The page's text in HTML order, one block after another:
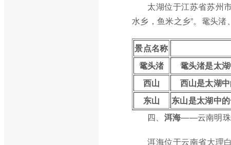
太湖位于江苏省苏州
水乡，鱼米之乡”。鼋头渚
景点名称
鼋头渚
鼋头渚是太
西山
西山是太湖
东山
东山是太湖中
四、 洱海——云南明珠
洱海位于云南省大理